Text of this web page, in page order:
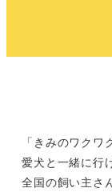
「きみのワクワ
愛犬と一緒に行
全国の飼い主さ